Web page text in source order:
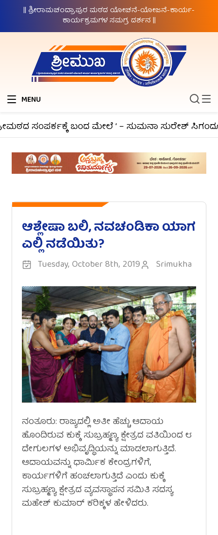
|| ಶ್ರೀರಾಮಚಂದ್ರಾಪುರ ಮಠದ ಯೋಚನೆ-ಯೋಜನೆ-ಕಾರ್ಯ-
ಕಾರ್ಯಕ್ರಮಗಳ ಸಮಗ್ರ ದರ್ಶನ ||
MENU
ಸಂಪರ್ಕಕ್ಕೆ ಬಂದ ಮೇಲೆ ‘ – ಸುಮನಾ ಸುರೇಶ್ ಸಿಗಂದೂರು
ಆಶ್ಲೇಷಾ ಬಲಿ, ನವಚಂಡಿಕಾ ಯಾಗ
ಎಲ್ಲಿ ನಡೆಯಿತು?
Tuesday, October 8th, 2019 Srimukha
ನಂತೂರು: ರಾಜ್ಯದಲ್ಲಿ ಅತೀ ಹೆಚ್ಚು ಆದಾಯ
ಹೊಂದಿರುವ ಕುಕ್ಕೆ ಸುಬ್ರಹ್ಮಣ್ಯ ಕ್ಷೇತ್ರದ ವತಿಯಿಂದ ೮
ದೇಗುಲಗಳ ಅಭಿವೃದ್ಧಿಯನ್ನು ಮಾಡಲಾಗುತ್ತಿದೆ.
ಆದಾಯವನ್ನು ಧಾರ್ಮಿಕ ಕೇಂದ್ರಗಳಿಗೆ,
ಕಾರ್ಯಗಳಿಗೆ ಹಂಚಲಾಗುತ್ತಿದೆ ಎಂದು ಕುಕ್ಕೆ
ಸುಬ್ರಹ್ಮಣ್ಯ ಕ್ಷೇತ್ರದ ವ್ಯವಸ್ಥಾಪನ ಸಮಿತಿ ಸದಸ್ಯ
ಮಹೇಶ್ ಕುಮಾರ್ ಕರಿಕ್ಕಳ ಹೇಳಿದರು.